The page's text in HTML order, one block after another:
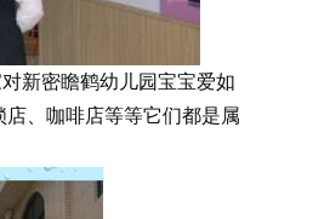
新密瞻鹤幼儿园宝宝爱如
、咖啡店等等它们都是属